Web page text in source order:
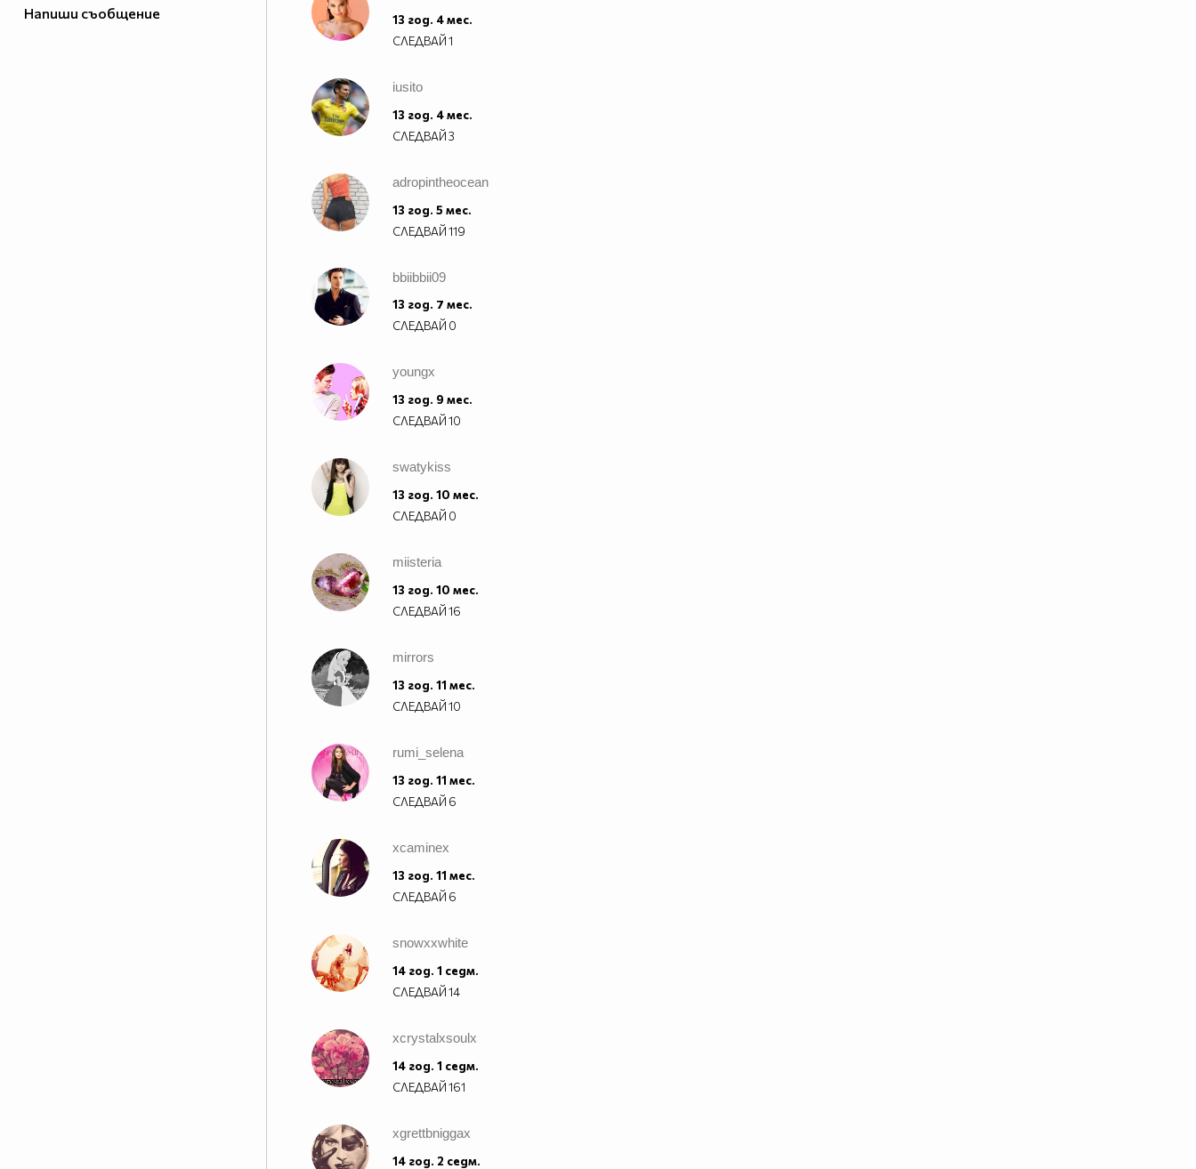
Напиши съобщение
13 год. 4 мес.
СЛЕДВАЙ1
iusito
13 год. 4 мес.
СЛЕДВАЙ3
adropintheocean
13 год. 5 мес.
СЛЕДВАЙ119
bbiibbii09
13 год. 7 мес.
СЛЕДВАЙ 0
youngx
13 год. 9 мес.
СЛЕДВАЙ10
swatykiss
13 год. 10 мес.
СЛЕДВАЙ 0
miisteria
13 год. 10 мес.
СЛЕДВАЙ16
mirrors
13 год. 11 мес.
СЛЕДВАЙ10
rumi_selena
13 год. 11 мес.
СЛЕДВАЙ 6
xcaminex
13 год. 11 мес.
СЛЕДВАЙ 6
snowxxwhite
14 год. 1 седм.
СЛЕДВАЙ14
xcrystalxsoulx
14 год. 1 седм.
СЛЕДВАЙ161
xgrettbniggax
14 год. 2 седм.